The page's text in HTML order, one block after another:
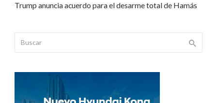
Trump anuncia acuerdo para el desarme total de Hamás